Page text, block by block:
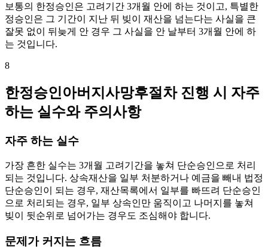
보통의 한정승인은 고려기간 3개월 안에 하는 것이고, 특별한
정승인은 그 기간이 지난 뒤 빚이 재산을 넘는다는 사실을 큰
잘못 없이 뒤늦게 안 경우 그 사실을 안 날부터 3개월 안에 하
는 것입니다.
8
한정승인아버지사망후절차 진행 시 자주
하는 실수와 주의사항
자주 하는 실수
가장 흔한 실수는 3개월 고려기간을 놓쳐 단순승인으로 처리
되는 것입니다. 상속재산을 일부 처분하거나 예금을 빼내 법정
단순승인이 되는 경우, 재산목록에서 일부를 빠뜨려 단순승인
으로 처리되는 경우, 일부 상속인만 움직이고 나머지를 놓쳐
빚이 뒷순위로 넘어가는 경우도 조심해야 합니다.
문제가 커지는 흐름